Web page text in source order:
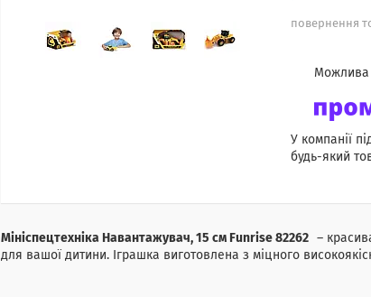
повернення
У компанії
будь-який
Мініспецтехніка Навантажувач, 15 см Funrise 82262 –
для вашої дитини. Іграшка виготовлена з міцного